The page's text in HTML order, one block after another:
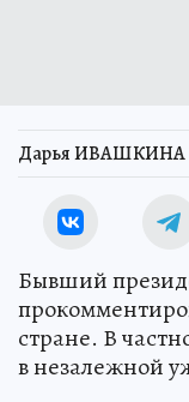
Дарья ИВАШКИНА
Бывший
стране. В
в незалежной